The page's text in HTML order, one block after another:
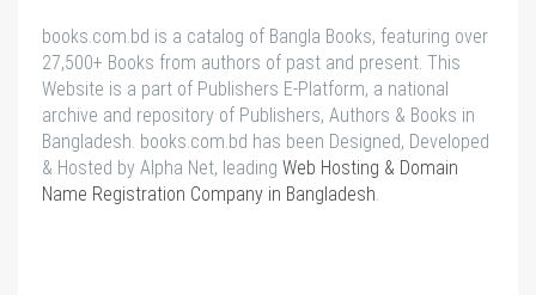
books.com.bd is a catalog of Bangla Books, featuring over
27,500+ Books from authors of past and present. This
Website is a part of Publishers E-Platform, a national
archive and repository of Publishers, Authors & Books in
Bangladesh. books.com.bd has been Designed, Developed
& Hosted by Alpha Net, leading Web Hosting & Domain
Name Registration Company in Bangladesh